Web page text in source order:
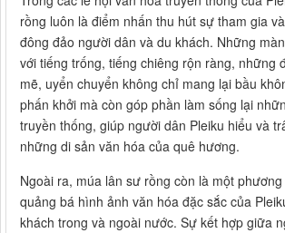
rồng luôn là điểm nhấn thu hút sự tham gia
đông đảo người dân và du khách. Những
với tiếng trống, tiếng chiêng rộn ràng, những
mẽ, uyển chuyển không chỉ mang lại bầu
phấn khởi mà còn góp phần làm sống lại
truyền thống, giúp người dân Pleiku hiểu và
những di sản văn hóa của quê hương.
Ngoài ra, múa lân sư rồng còn là một
quảng bá hình ảnh văn hóa đặc sắc của
khách trong và ngoài nước. Sự kết hợp giữa